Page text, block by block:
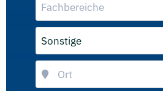
Fachbereiche
Sonstige